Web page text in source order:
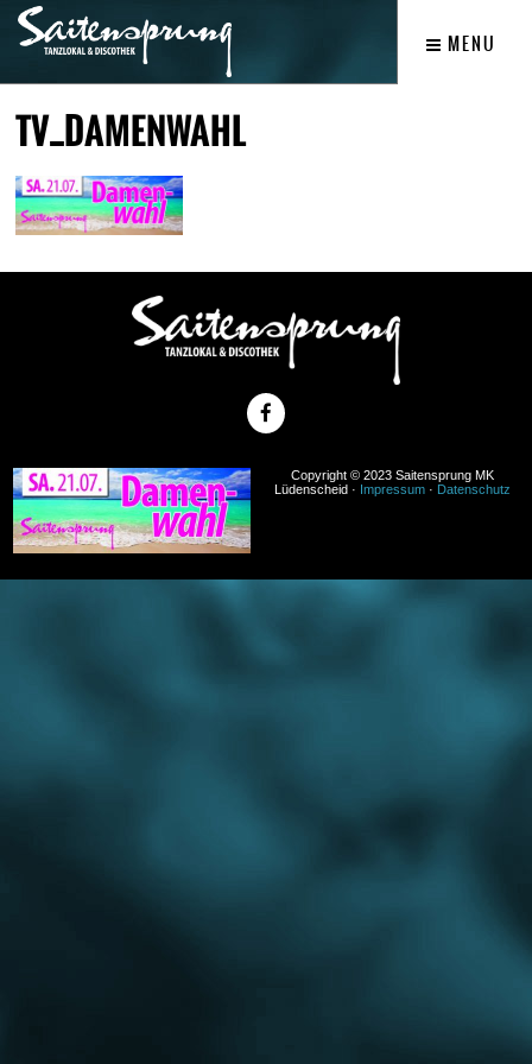
MENU
TV_DAMENWAHL
Copyright © 2023 Saitensprung MK
Lüdenscheid · Impressum· Datenschutz